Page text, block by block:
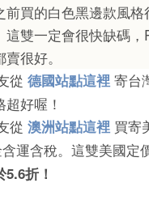
前買的白色黑邊款風
這雙一定會很快缺碼
很好。
從 德國站點這裡 寄台
好喔！
從 澳洲站點這裡 買寄
運含稅。這雙美國定
折！